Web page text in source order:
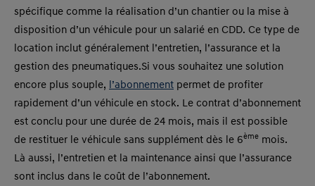
spécifique comme la réalisation d’un chantier ou la mise à
disposition d’un véhicule pour un salarié en CDD. Ce type de
location inclut généralement l’entretien, l’assurance et la
gestion des pneumatiques.Si vous souhaitez une solution
encore plus souple, l’abonnement permet de profiter
rapidement d’un véhicule en stock. Le contrat d’abonnement
est conclu pour une durée de 24 mois, mais il est possible
de restituer le véhicule sans supplément dès le 6ème mois.
Là aussi, l’entretien et la maintenance ainsi que l’assurance
sont inclus dans le coût de l’abonnement.